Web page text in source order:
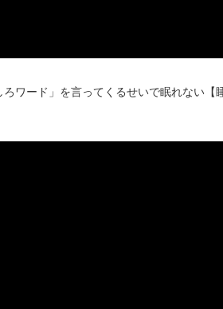
ワード」を言ってくるせいで眠れない【